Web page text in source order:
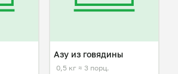
Азу из говядины
0,5 кг ≈ 3 порц.